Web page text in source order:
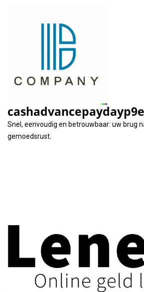
Snel, eenvoudig en betrouwbaar: uw brug
gemoedsrust.
Blog